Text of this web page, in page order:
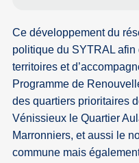
Ce développement du
politique du SYTRAL
territoires et
Programme de
des quartiers prioritaires
Vénissieux le Quartier
Marronniers, et aussi le
commune mais